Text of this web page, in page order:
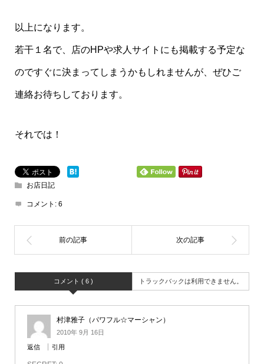
以上になります。
若干１名で、店のHPや求人サイトにも掲載する予定な
のですぐに決まってしまうかもしれませんが、ぜひご
連絡お待ちしております。
それでは！
お店日記
コメント: 6
コメント ( 6 ) トラックバックは利用できません。
村津雅子（パワフル☆マーシャン）
2010年 9月 16日
返信 引用